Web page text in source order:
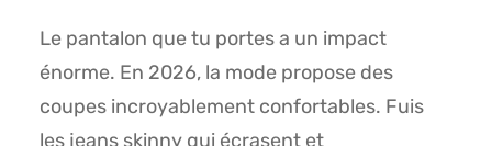
Le pantalon que tu portes a un impact
énorme. En 2026, la mode propose des
coupes incroyablement confortables. Fuis
les jeans skinny qui écrasent et